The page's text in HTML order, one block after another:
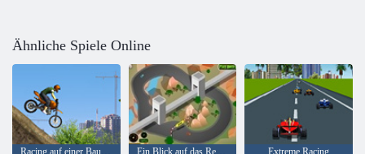
Ähnliche Spiele Online